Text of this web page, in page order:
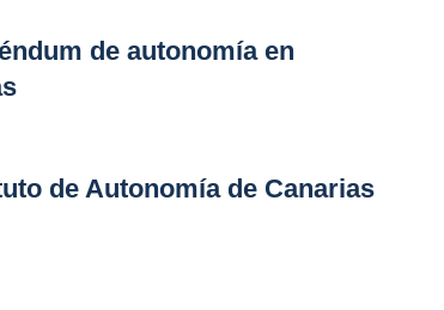
de autonomía en
de Autonomía de Canarias